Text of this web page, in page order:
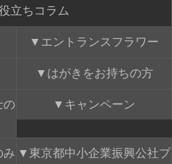
立ちコラム
エントランスフラワー
はがきをお持ちの方
の
キャンペーン
み
東京都中小企業振興公社プ